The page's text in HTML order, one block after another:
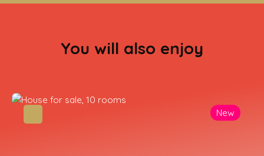
You will also enjoy
New